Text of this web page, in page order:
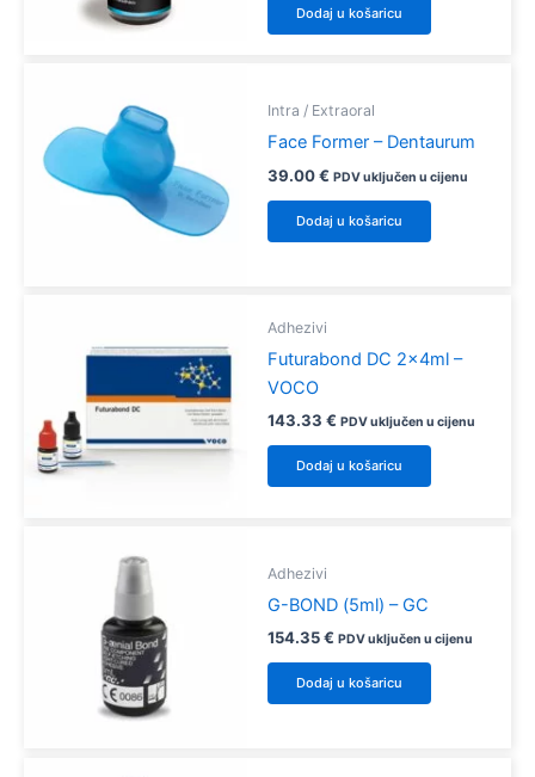
Dodaj u košaricu
Intra / Extraoral
Face Former – Dentaurum
39.00€ PDV uključen u cijenu
Dodaj u košaricu
Adhezivi
Futurabond DC 2x4ml –
VOCO
143.33 € PDV uključen u cijenu
Dodaj u košaricu
Adhezivi
G-BOND (5ml) – GC
154.35€ PDV uključen u cijenu
Dodaj u košaricu